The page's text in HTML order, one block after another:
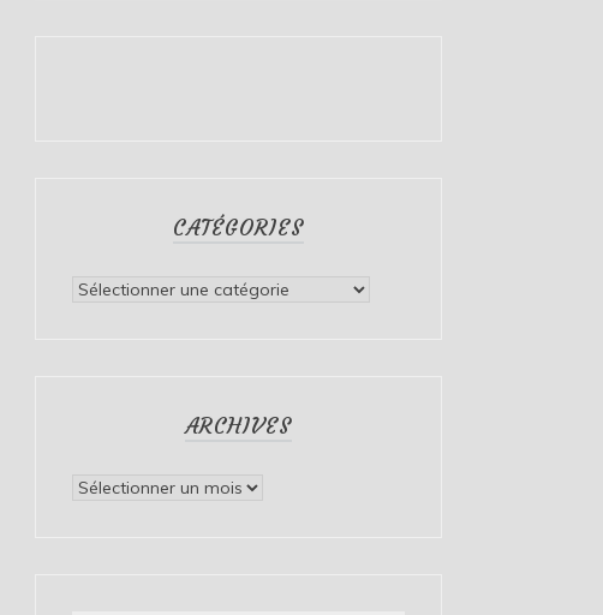
CATÉGORIES
Catégories
ARCHIVES
Archives